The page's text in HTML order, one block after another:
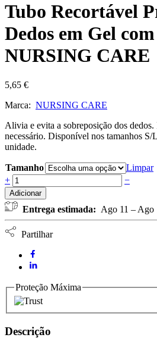
Tubo Recortável
Dedos em Gel
NURSING CARE
5,65 €
Marca: NURSING CARE
Alivia e evita a sobreposição dos
necessário. Disponível nos tamanhos S/
unidade.
Tamanho
Limpar
Tubo
Recortável
Protetor
de
Dedos
em
com
Malha
CARE
quantidade
+ −
Adicionar
Entrega estimada: Ago 11 – Ago
Partilhar
Proteção Máxima
Descrição